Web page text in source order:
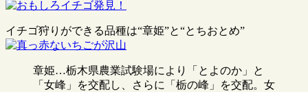
イチゴ狩りができる品種は“章姫”と“とちおとめ”
章姫…栃木県農業試験場により「とよのか」と
「女峰」を交配し、さらに「栃の峰」を交配。女